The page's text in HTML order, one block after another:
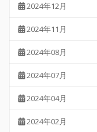
2024年12月
2024年11月
2024年08月
2024年07月
2024年04月
2024年02月